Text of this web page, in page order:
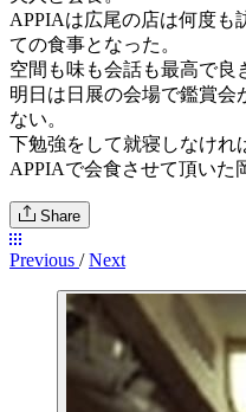
APPIAは広尾の店は何度も
ての食事となった。
空間も味も会話も最高で良
明日は日展の会場で鑑賞会
ない。
下勉強をして就寝しなけれ
APPIAで会食させて頂いた
Share
Previous / Next